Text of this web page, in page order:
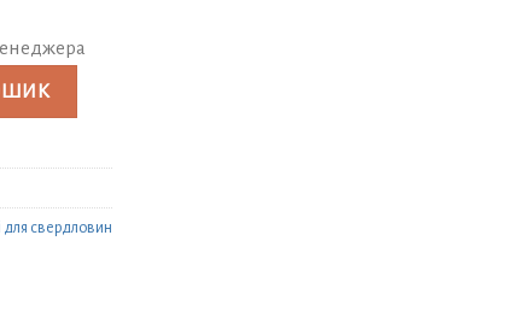
- 160/7,0/12,5 атм. L - 3 метри кількість
для свердловин